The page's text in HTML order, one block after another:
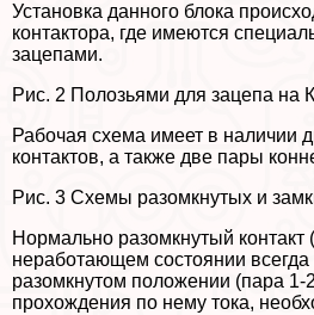
Установка данного блока
контактора, где имеются
зацепами.
Рис. 2 Полозьями для зацепа на
Рабочая схема имеет в наличии
контактов, а также две пары
Рис. 3 Схемы разомкнутых и
Нормально разомкнутый контакт
неработающем состоянии всегда
разомкнутом положении (пара 1-
прохождения по нему тока,